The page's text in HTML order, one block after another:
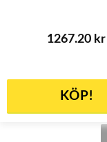
1267.20 kr
KÖP!